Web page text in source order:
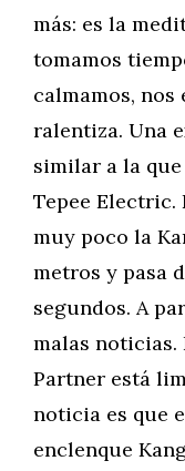
más: es la
tomamos
calmamos, nos
ralentiza. Una
similar a la
Tepee Electric.
muy poco la
metros y pasa
segundos. A
malas noticias.
Partner está
noticia es que
enclenque